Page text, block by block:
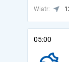
Wiatr:
05:00